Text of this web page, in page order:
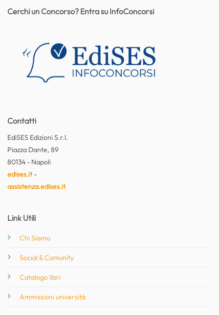
Contatti
EdiSES Edizioni S.r.l.
Piazza Dante, 89
80134 - Napoli
edises.it-
assistenza.edises.it
Link Utili
Chi Siamo
Social & Comunity
Catalogo libri
Ammissioni università
Cerchi un Concorso? Entra su InfoConcorsi